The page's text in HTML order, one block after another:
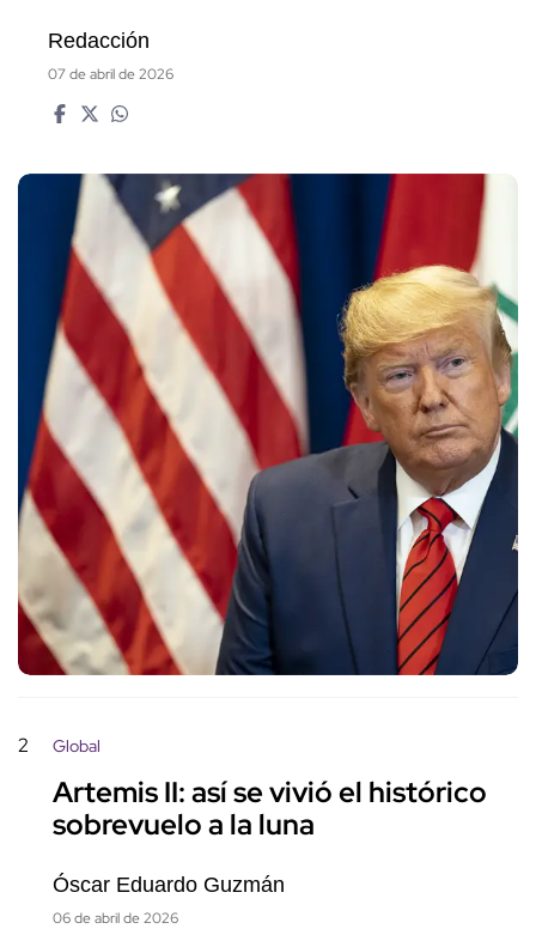
Redacción
07 de abril de 2026
2 Global
Artemis II: así se vivió el histórico
sobrevuelo a la luna
Óscar Eduardo Guzmán
06 de abril de 2026